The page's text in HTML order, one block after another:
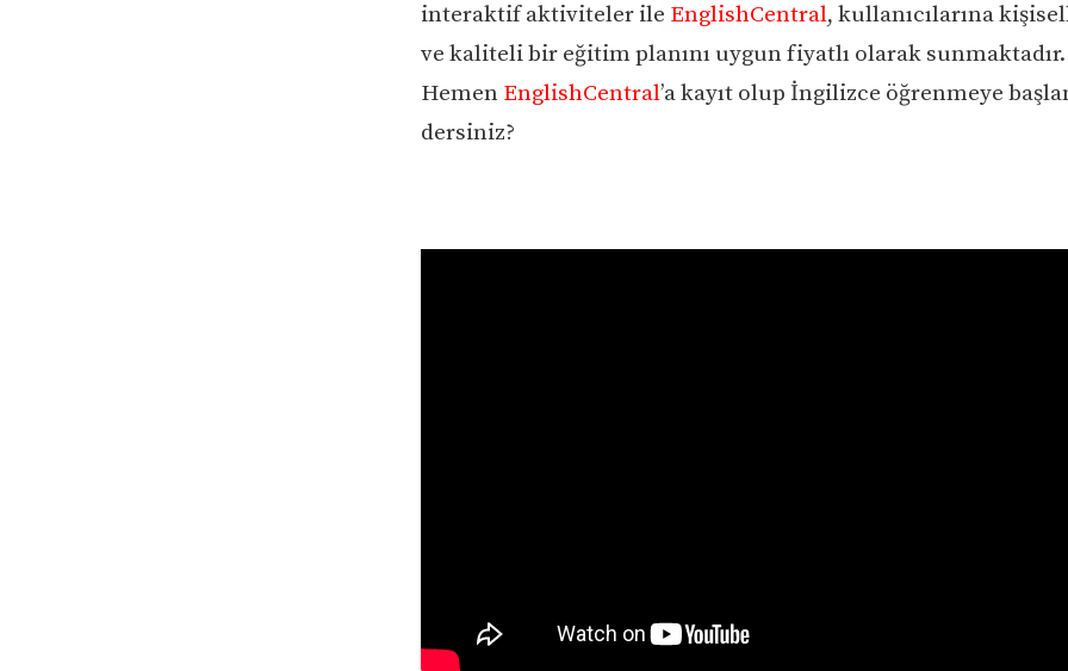
interaktif aktiviteler ile EnglishCentral, kullanıcılarına
ve kaliteli bir eğitim planını uygun fiyatlı olarak sunmaktadır.
Hemen EnglishCentral’a kayıt olup İngilizce öğrenmeye
dersiniz?